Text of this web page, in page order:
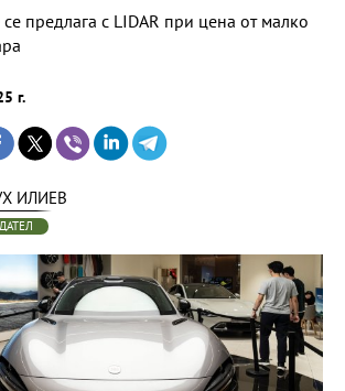
предлага с LIDAR при цена от малко
г.
ИЛИЕВ